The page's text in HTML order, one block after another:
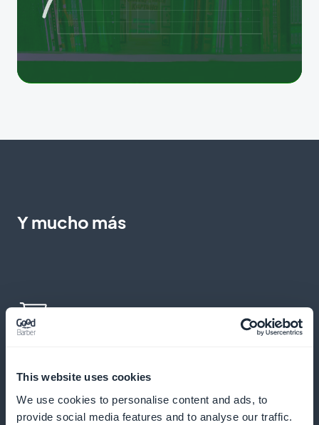
This website uses cookies
We use cookies to personalise content and ads, to
provide social media features and to analyse our traffic.
Y mucho más
desde la tarjeta o la lista